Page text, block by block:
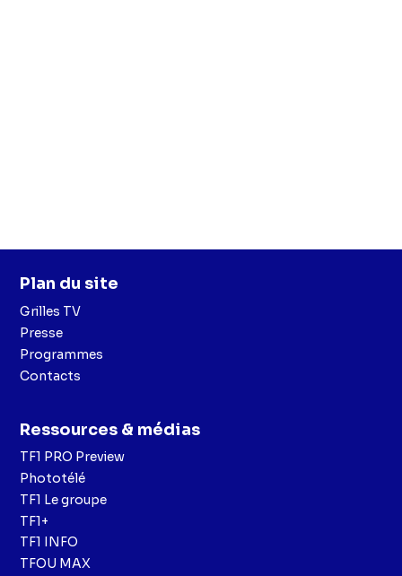
Plan du site
Grilles TV
Presse
Programmes
Contacts
Ressources & médias
TF1 PRO Preview
Phototélé
TF1 Le groupe
TF1+
TF1 INFO
TFOU MAX